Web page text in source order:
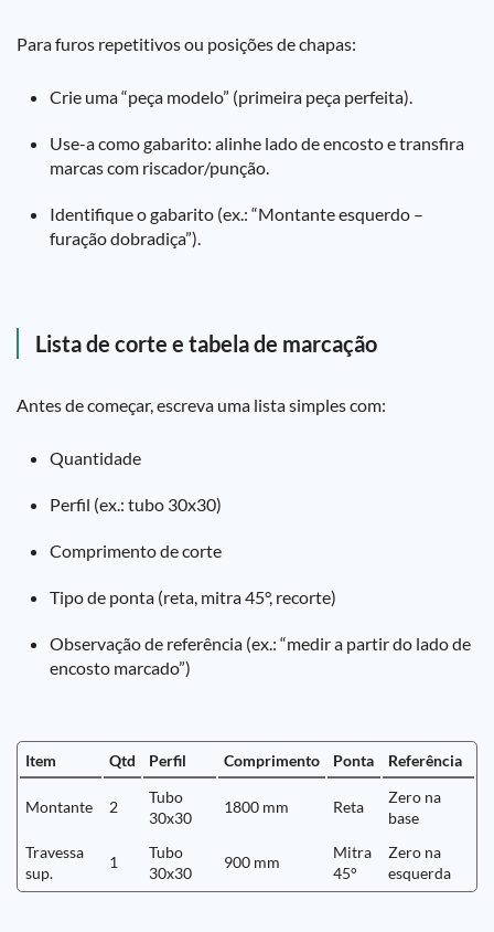
Para furos repetitivos ou posições de chapas:
Crie uma “peça modelo” (primeira peça perfeita).
Use-a como gabarito: alinhe lado de encosto e transfira
marcas com riscador/punção.
Identifique o gabarito (ex.: “Montante esquerdo –
furação dobradiça”).
Lista de corte e tabela de marcação
Antes de começar, escreva uma lista simples com:
Quantidade
Perfil (ex.: tubo 30x30)
Comprimento de corte
Tipo de ponta (reta, mitra 45°, recorte)
Observação de referência (ex.: “medir a partir do lado de
encosto marcado”)
Item Qtd Perfil Comprimento Ponta Referência
Montante 2
Tubo
30x30
1800 mm Reta
Zero na
base
Travessa
sup.
1
Tubo
30x30
900 mm
Mitra
45°
Zero na
esquerda